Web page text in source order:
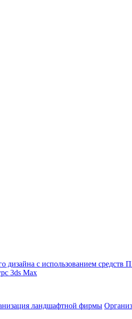
дизайна с использованием средств
3ds Max
ландшафтной фирмы